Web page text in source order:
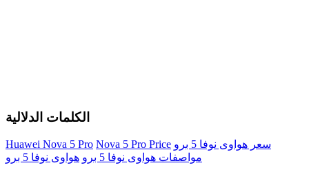
الكلمات الدلالية
Huawei Nova 5 Pro Nova 5 Pro Price
سعر هواوى نوفا 5 برو
مواصفات هواوى نوفا 5 برو
هواوى نوفا 5 برو